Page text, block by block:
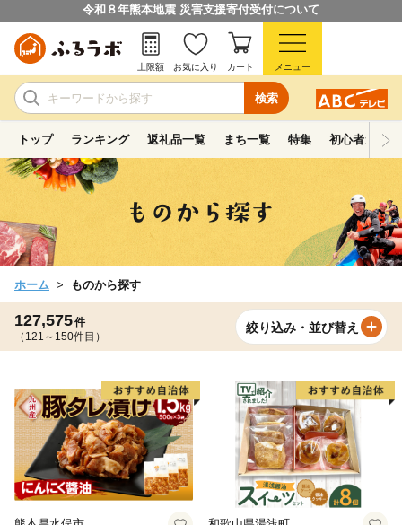
令和８年熊本地震 災害支援寄付受付について
検索
上限額 お気に入り カート メニュー
トップ ランキング 返礼品一覧 まち一覧 特集 初心者ガイド
ホーム ものから探す
127,575件
（121～150件目）
絞り込み・並び替え